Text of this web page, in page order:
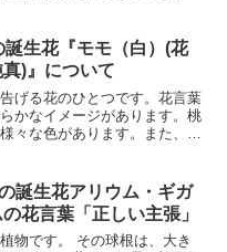
を好み、水はけの良い土壌
、花期は6～7月頃です。ポ
めです。
楽しめることから、インテリ
誕生花『モモ（白）(花
)』について
げる花のひとつです。花言葉
かなイメージがあります。桃
々な色があります。また、一
桃の花を天ぷらにしたり、ジ
。
誕生花アリウム・ギガ
花言葉「正しい主張」
物です。
その球根は、大き